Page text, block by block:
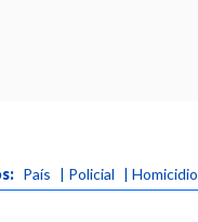
País | Policial |